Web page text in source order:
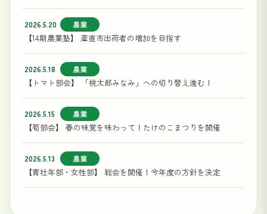
2026.5.20 農業
【14期農業塾】 産直市出荷者の増加を目指す
2026.5.18 農業
【トマト部会】 「桃太郎みなみ」への切り替え進む！
2026.5.15 農業
【筍部会】 春の味覚を味わって！たけのこまつりを開催
2026.5.13 農業
【青壮年部・女性部】 総会を開催！今年度の方針を決定